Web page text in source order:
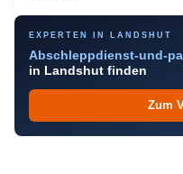
EXPERTEN IN LANDSHUT
Abschleppdienst-und-
in Landshut finden
Zum